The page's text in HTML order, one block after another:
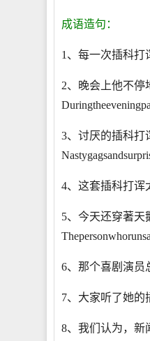
成语造句：
1、每一次插科打
2、晚会上他不停
3、讨厌的插科打
4、这套插科打诨
5、今天还穿著天
6、那个喜剧演员
7、大家听了她的
8、我们认为，新